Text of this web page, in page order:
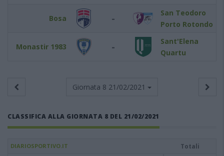
Bosa -
San Teodoro
Porto Rotondo
Monastir 1983 -
Sant'Elena
Quartu
Giornata 8 21/02/2021
CLASSIFICA ALLA GIORNATA 8 DEL 21/02/2021
DIARIOSPORTIVO.IT
Totali